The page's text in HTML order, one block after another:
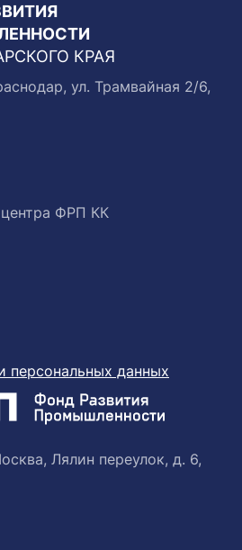
КРАЯ
ул. Трамвайная 2/6,
центра ФРП КК
персональных данных
Лялин переулок, д. 6,